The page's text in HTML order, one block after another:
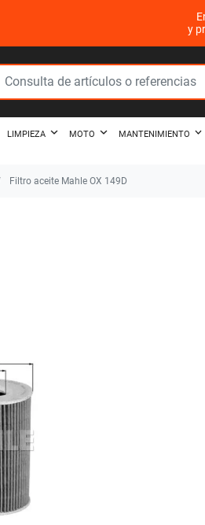
y
LIMPIEZA MOTO MANTENIMIENTO
Filtro aceite Mahle OX 149D